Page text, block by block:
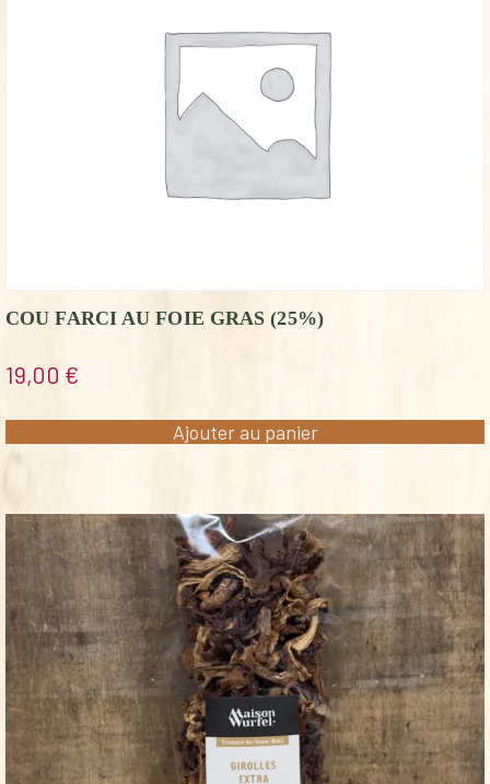
COU FARCI AU FOIE GRAS (25%)
19,00 €
Ajouter au panier